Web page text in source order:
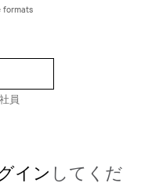
員
イン してくだ